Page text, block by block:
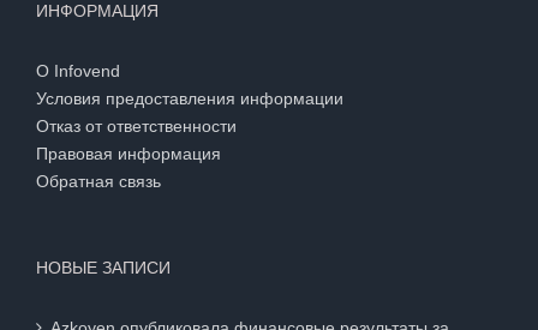
ИНФОРМАЦИЯ
О Infovend
Условия предоставления информации
Отказ от ответственности
Правовая информация
Обратная связь
НОВЫЕ ЗАПИСИ